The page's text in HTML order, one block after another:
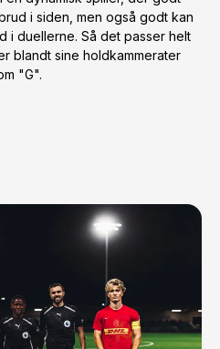
i siden, men også godt kan
duellerne. Så det passer helt
blandt sine holdkammerater
"G".